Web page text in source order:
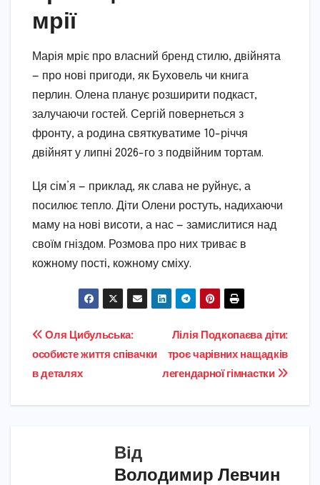
мрії
Марія мріє про власний бренд стилю, двійнята
— про нові пригоди, як Буховель чи книга
перлин. Олена планує розширити подкаст,
залучаючи гостей. Сергій повернеться з
фронту, а родина святкуватиме 10-річчя
двійнят у липні 2026-го з подвійним тортам.
Ця сім’я — приклад, як слава не руйнує, а
посилює тепло. Діти Олени ростуть, надихаючи
маму на нові висоти, а нас — замислитися над
своїм гніздом. Розмова про них триває в
кожному пості, кожному сміху.
Навігація
записів
Лілія Подкопаєва діти:
троє чарівних нащадків
легендарної гімнастки
Оля Цибульська:
особисте життя співачки
в деталях
Від
Володимир Левчин